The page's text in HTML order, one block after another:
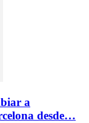
a
desde…